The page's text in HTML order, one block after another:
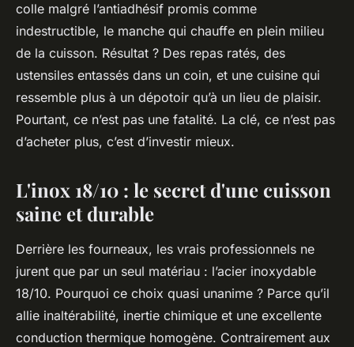
colle malgré l’antiadhésif promis comme
indestructible, le manche qui chauffe en plein milieu
de la cuisson. Résultat ? Des repas ratés, des
ustensiles entassés dans un coin, et une cuisine qui
ressemble plus à un dépotoir qu’à un lieu de plaisir.
Pourtant, ce n’est pas une fatalité. La clé, ce n’est pas
d’acheter plus, c’est d’investir mieux.
L'inox 18/10 : le secret d'une cuisson
saine et durable
Derrière les fourneaux, les vrais professionnels ne
jurent que par un seul matériau : l’acier inoxydable
18/10. Pourquoi ce choix quasi unanime ? Parce qu’il
allie inaltérabilité, inertie chimique et une excellente
conduction thermique homogène. Contrairement aux